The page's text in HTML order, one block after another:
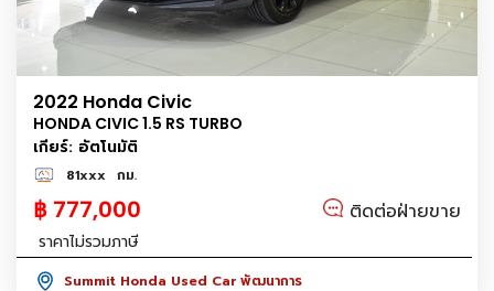
2022 Honda Civic
HONDA CIVIC 1.5 RS TURBO
เกียร์: อัตโนมัติ
81xxx กม.
฿ 777,000 ติดต่อฝ่ายขาย
ราคาไม่รวมภาษี
Summit Honda Used Car พัฒนาการ